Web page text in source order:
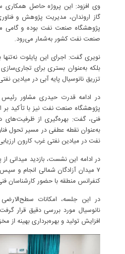
وی افزود: این پروژه حاصل
گاز اروندان، مدیریت پژوهش و
پژوهشگاه صنعت نفت بوده و گامی
صنعت نفت کشور به‌شمار می‌رود.
نویری گفت: اجرای این پایلوت
بلکه به‌عنوان بستری برای
تزریق نانوسیال پایه آبی در میادین
در ادامه قدرت حیدری مشاور
پژوهشگاه صنعت نفت نیز با تأکید
فنی، گفت: بهره‌گیری از
به‌عنوان نقطه عطفی در مسیر تحول
نفت در میادین نفتی غرب کارون
در ادامه این نشست، بازدید میدانی
۷ میدان آزادگان شمالی انجام و
کنفرانس منطقه با حضور کارشناسان
در این جلسه، امکانات
نانوسیال مورد بررسی دقیق قرار
افزایش تولید و بهره‌برداری بهینه